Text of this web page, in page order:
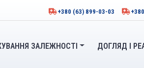
+380 (63) 899-03-03
ЗАЛЕЖНОСТІ ДОГЛЯД І